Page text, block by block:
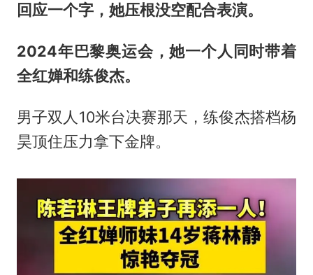
回应一个字，她压根没空配合表演。
2024年巴黎奥运会，她一个人同时带着
全红婵和练俊杰。
男子双人10米台决赛那天，练俊杰搭档杨
昊顶住压力拿下金牌。